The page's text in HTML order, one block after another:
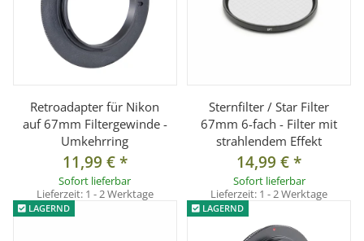
Retroadapter für Nikon
auf 67mm Filtergewinde -
Umkehrring
11,99 €*
Sofort lieferbar
Lieferzeit: 1 - 2 Werktage
Sternfilter / Star Filter
67mm 6-fach - Filter mit
strahlendem Effekt
14,99 €*
Sofort lieferbar
Lieferzeit: 1 - 2 Werktage
LAGERND LAGERND